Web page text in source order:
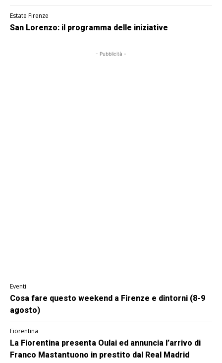
Estate Firenze
San Lorenzo: il programma delle iniziative
- Pubblicità -
Eventi
Cosa fare questo weekend a Firenze e dintorni (8-9
agosto)
Fiorentina
La Fiorentina presenta Oulai ed annuncia l’arrivo di
Franco Mastantuono in prestito dal Real Madrid